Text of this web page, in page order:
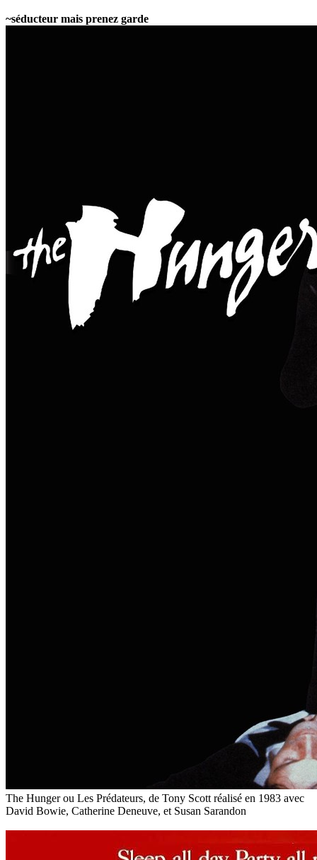
~séducteur mais prenez garde
The Hunger ou Les Prédateurs, de Tony Scott réalisé en 1983 avec
David Bowie, Catherine Deneuve, et Susan Sarandon